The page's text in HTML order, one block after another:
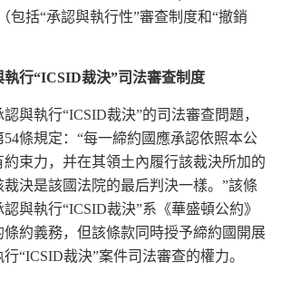
包括“承認與執行性”審查制度和“撤銷
執行“ICSID裁決”司法審查制度
與執行“ICSID裁決”的司法審查問題，
54條規定：“每一締約國應承認依照本公
束力，并在其領土內履行該裁決所加的
決是該國法院的最后判決一樣。”該條
與執行“ICSID裁決”系《華盛頓公約》
約義務，但該條款同時授予締約國開展
“ICSID裁決”案件司法審查的權力。